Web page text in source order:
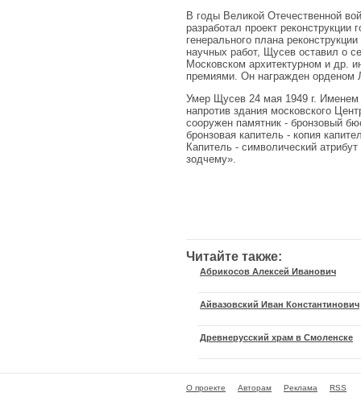
В годы Великой Отечественной
разработал проект реконструкции
генерального плана
научных работ, Щусев оставил о
Московском архитектурном и др.
премиями. Он награжден орденом
Умер Щусев 24 мая 1949 г. Именем
напротив здания московского
сооружен памятник - бронзовый
бронзовая капитель - копия
Капитель - символический
зодчему».
Читайте также:
Абрикосов Алексей Иванович
Айвазовский Иван Константинович
Древнерусский храм в Смоленске
О проекте Авторам Реклама RSS